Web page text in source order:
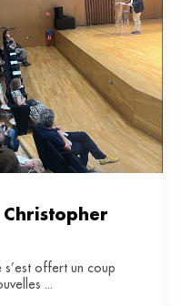
s’est offert un coup
...